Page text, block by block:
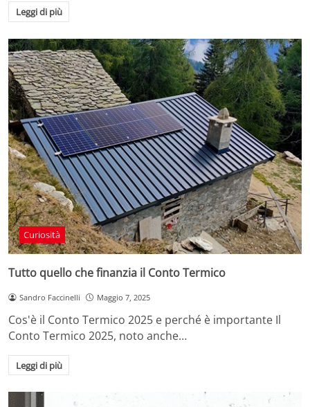
Leggi di più
Curiosità
Tutto quello che finanzia il Conto Termico
Sandro Faccinelli Maggio 7, 2025
Cos'è il Conto Termico 2025 e perché è importante Il
Conto Termico 2025, noto anche…
Leggi di più